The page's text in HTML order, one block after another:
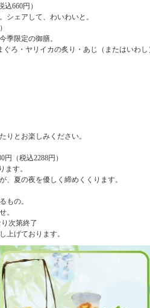
660円）
シェアして、わいわいと。
季限定の御膳。
ぐろ・ヤリイカの炙り・あじ（またはいわし
りとお楽しみください。
（税込2288円）
す。
、夏の夜を優しく締めくくります。
もの。
。
次第終了
上げております。